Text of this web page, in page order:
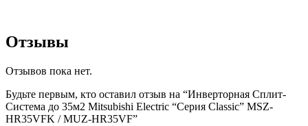
Отзывы
Отзывов пока нет.
Будьте первым, кто оставил отзыв на “Инверторная Сплит-
Система до 35м2 Mitsubishi Electric “Серия Classic” MSZ-
HR35VFK / MUZ-HR35VF”